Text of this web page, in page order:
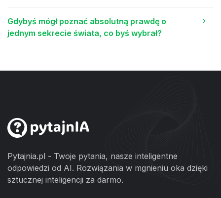
Gdybyś mógł poznać absolutną prawdę o
jednym sekrecie świata, co byś wybrał?
Pytajnia.pl - Twoje pytania, nasze inteligentne
odpowiedzi od AI. Rozwiązania w mgnieniu oka dzięki
sztucznej inteligencji za darmo.